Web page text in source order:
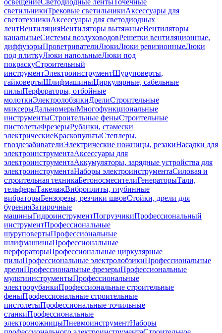
освещениеСветодиодные лентыТочечные
светильникиТрековые светильникиАксессуары для
светотехникиАксессуары для светодиодных
лентВентиляцияВентиляторы вытяжныеВентиляторы
канальныеСистемы воздуховодовРешетки вентиляционные,
диффузорыПроветривателиЛюкиЛюки ревизионныеЛюки
под плиткуЛюки напольныеЛюки под
покраскуСтроительный
инструментЭлектроинструментШуруповерты,
гайковертыШлифмашиныЦиркулярные, сабельные
пилыПерфораторы, отбойные
молоткиЭлектролобзикиДрелиСтроительные
миксерыДальномерыМногофункциональные
инструментыСтроительные феныСтроительные
пистолетыФрезерыРубанки, стамески
электрическиеКраскопультыСтеплеры,
гвоздезабивателиЭлектрические ножницы, резакиНасадки для
электроинструментаАксессуары для
электроинструментаАккумуляторы, зарядные устройства для
электроинструментаНаборы электроинструментаСиловая и
строительная техникаБетоносмесителиГенераторыТали,
тельферыТакелажВиброплиты, глубинные
вибраторыБензорезы, резчики швовСтойки, дрели для
буренияЗатирочные
машиныГидроинструментПогрузчикиПрофессиональный
инструментПрофессиональные
шуруповертыПрофессиональные
шлифмашиныПрофессиональные
перфораторыПрофессиональные циркулярные
пилыПрофессиональные электролобзикиПрофессиональные
дрелиПрофессиональные фрезерыПрофессиональные
мультиинструментыПрофессиональные
электрорубанкиПрофессиональные строительные
феныПрофессиональные строительные
пистолетыПрофессиональные точильные
станкиПрофессиональные
электроножницыПневмоинструментНаборы